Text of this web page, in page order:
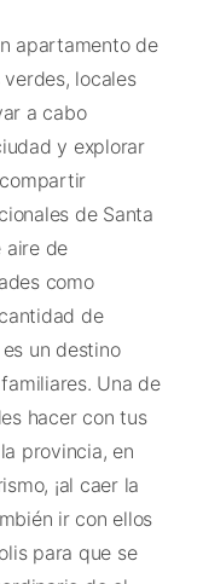
apartamento de
locales
a cabo
y explorar
de Santa
aire de
como
de
un destino
Una de
hacer con tus
provincia, en
¡al caer la
ir con ellos
para que se